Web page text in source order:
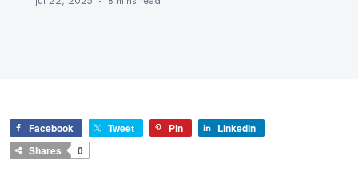
Facebook Tweet Pin
LinkedIn
Shares
0